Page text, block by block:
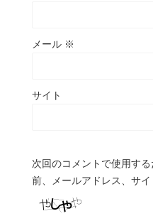
メール ※
サイト
次回のコメントで使用す
前、メールアドレス、サイ